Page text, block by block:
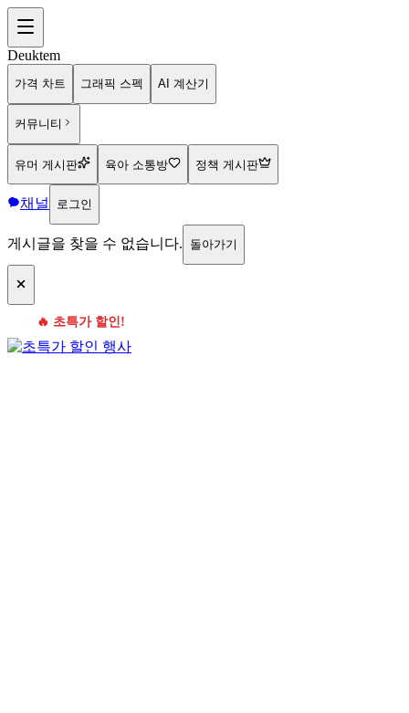
Deuktem
가격 차트 그래픽 스펙 AI 계산기
커뮤니티
유머 게시판 육아 소통방 정책 게시판
채널 로그인
게시글을 찾을 수 없습니다. 돌아가기
🔥 초특가 할인!